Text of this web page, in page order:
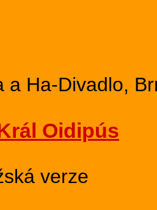
a Ha-Divadlo,
Oidipús
verze